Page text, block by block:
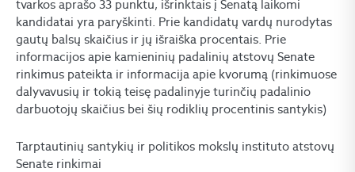
tvarkos aprašo 33 punktu, išrinktais į Senatą laikomi
kandidatai yra paryškinti. Prie kandidatų vardų nurodytas
gautų balsų skaičius ir jų išraiška procentais. Prie
informacijos apie kamieninių padalinių atstovų Senate
rinkimus pateikta ir informacija apie kvorumą (rinkimuose
dalyvavusių ir tokią teisę padalinyje turinčių padalinio
darbuotojų skaičius bei šių rodiklių procentinis santykis)
Tarptautinių santykių ir politikos mokslų instituto atstovų
Senate rinkimai